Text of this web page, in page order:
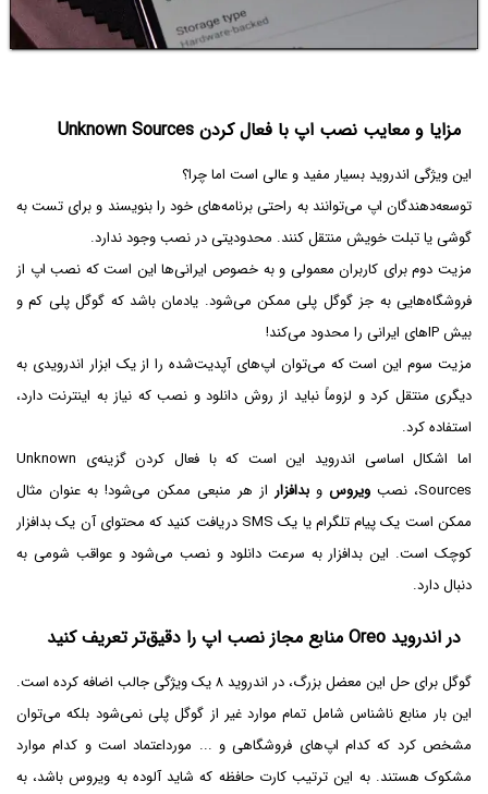
مزایا و معایب نصب اپ با فعال کردن Unknown Sources
این ویژگی اندروید بسیار مفید و عالی است اما چرا؟
توسعه‌دهندگان اپ می‌توانند به راحتی برنامه‌های خود را بنویسند و برای تست به
گوشی یا تبلت خویش منتقل کنند. محدودیتی در نصب وجود ندارد.
مزیت دوم برای کاربران معمولی و به خصوص ایرانی‌ها این است که نصب اپ از
فروشگاه‌هایی به جز گوگل پلی ممکن می‌شود. یادمان باشد که گوگل پلی کم و
بیش IPهای ایرانی را محدود می‌کند!
مزیت سوم این است که می‌توان اپ‌های آپدیت‌شده را از یک ابزار اندرویدی به
دیگری منتقل کرد و لزوماً نباید از روش دانلود و نصب که نیاز به اینترنت دارد،
استفاده کرد.
اما اشکال اساسی اندروید این است که با فعال کردن گزینه‌ی Unknown
Sources، نصب
ویروس و بدافزار از هر منبعی ممکن می‌شود! به عنوان مثال
ممکن است یک پیام تلگرام یا یک SMS دریافت کنید که محتوای آن یک بدافزار
کوچک است. این بدافزار به سرعت دانلود و نصب می‌شود و عواقب شومی به
دنبال دارد.
در اندروید Oreo منابع مجاز نصب اپ را دقیق‌تر تعریف کنید
گوگل برای حل این معضل بزرگ، در اندروید ۸ یک ویژگی جالب اضافه کرده است.
این بار منابع ناشناس شامل تمام موارد غیر از گوگل پلی نمی‌شود بلکه می‌توان
مشخص کرد که کدام اپ‌های فروشگاهی و ... مورداعتماد است و کدام موارد
مشکوک هستند. به این ترتیب کارت حافظه که شاید آلوده به ویروس باشد، به